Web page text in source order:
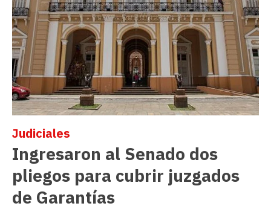
Ingresaron al Senado dos
pliegos para cubrir juzgados
de Garantías
Judiciales